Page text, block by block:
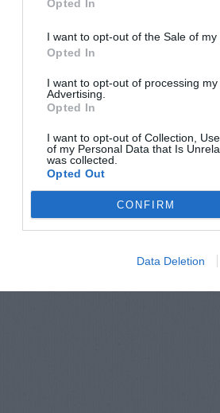
Opted In
I want to opt-out of the Sale of
Opted In
I want to opt-out of processing
Advertising.
Opted In
I want to opt-out of Collection,
of my Personal Data that Is
was collected.
Opted Out
CONFIRM
Data Deletion